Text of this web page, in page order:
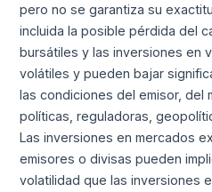
pero no se garantiza su
incluida la posible pérdida del
bursátiles y las inversiones en
volátiles y pueden bajar
las condiciones del emisor, del
políticas, reguladoras,
Las inversiones en mercados
emisores o divisas pueden
volatilidad que las inversiones